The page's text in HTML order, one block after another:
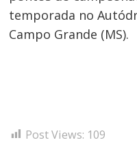
temporada no
Campo Grande (MS).
Post Views: 109